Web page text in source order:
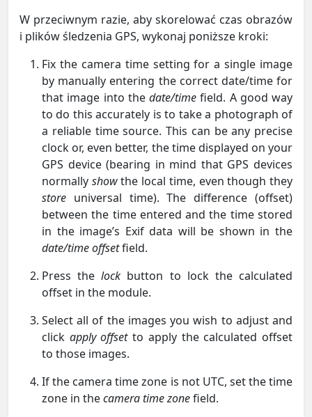
W przeciwnym razie, aby skorelować czas obrazów
i plików śledzenia GPS, wykonaj poniższe kroki:
Fix the camera time setting for a single image
by manually entering the correct date/time for
that image into the date/time field. A good way
to do this accurately is to take a photograph of
a reliable time source. This can be any precise
clock or, even better, the time displayed on your
GPS device (bearing in mind that GPS devices
normally showthe local time, even though they
store universal time). The difference (offset)
between the time entered and the time stored
in the image’s Exif data will be shown in the
date/time offsetfield.
Press thelock button to lock the calculated
offset in the module.
Select all of the images you wish to adjust and
click apply offsetto apply the calculated offset
to those images.
If the camera time zone is not UTC, set the time
zone in thecamera time zonefield.